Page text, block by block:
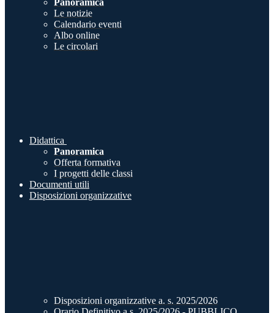
Panoramica
Le notizie
Calendario eventi
Albo online
Le circolari
Didattica
Panoramica
Offerta formativa
I progetti delle classi
Documenti utili
Disposizioni organizzative
Disposizioni organizzative a. s. 2025/2026